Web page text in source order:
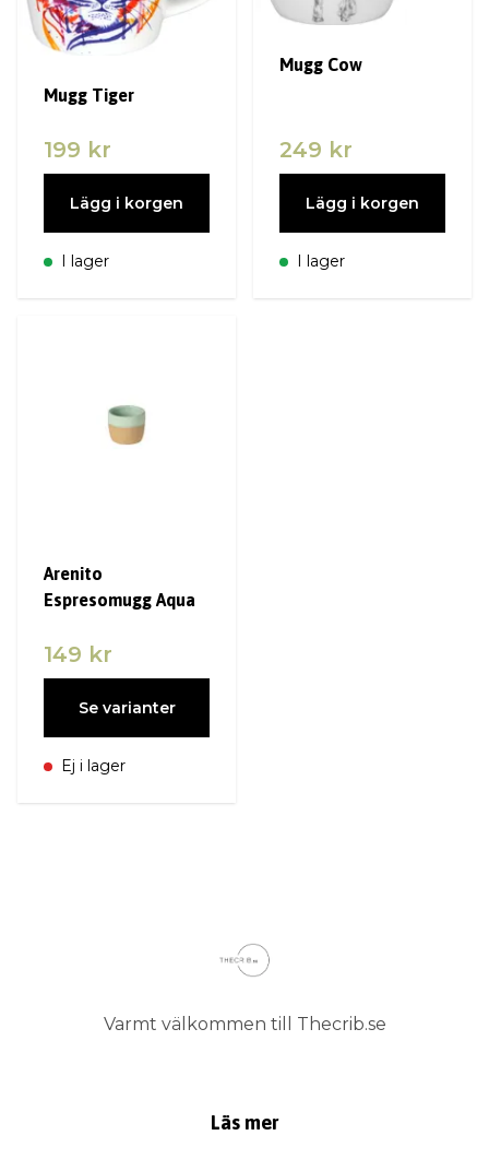
Mugg Tiger
199 kr
Lägg i korgen
I lager
Mugg Cow
249 kr
Lägg i korgen
I lager
Arenito
Espresomugg Aqua
149 kr
Se varianter
Ej i lager
Varmt välkommen till Thecrib.se
Läs mer